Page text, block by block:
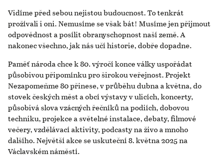
Vidíme před sebou nejistou budoucnost. To tenkrát
prožívali i oni. Nemusíme se však bát! Musíme jen přijmout
odpovědnost a posílit obranyschopnost naší země. A
nakonec všechno, jak nás učí historie, dobře dopadne.
Paměť národa chce k 80. výročí konce války uspořádat
působivou připomínku pro širokou veřejnost. Projekt
Nezapomeňme 80 přinese, v průběhu dubna a května, do
stovek českých měst a obcí výstavy v ulicích, koncerty,
působivá slova vzácných řečníků na podiích, dobovou
techniku, projekce a světelné instalace, debaty, filmové
večery, vzdělávací aktivity, podcasty na živo a mnoho
dalšího. Největší akce se uskuteční 8. května 2025 na
Václavském náměstí.